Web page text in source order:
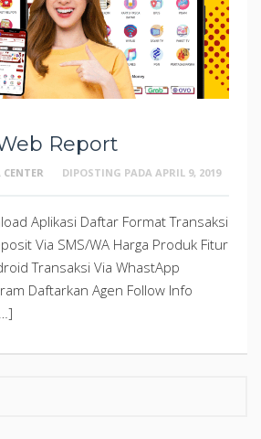
Report
DIPOSTING PADA APRIL 9, 2019
Aplikasi Daftar Format Transaksi
Via SMS/WA Harga Produk Fitur
Transaksi Via WhastApp
Daftarkan Agen Follow Info